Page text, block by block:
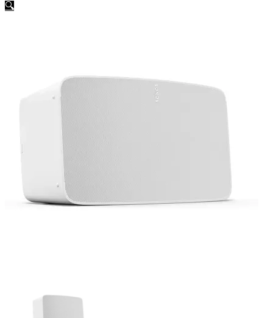
🔍